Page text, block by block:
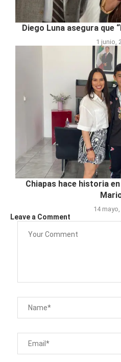
Diego Luna asegura que
1 junio,
Chiapas hace historia
14
Leave a Comment